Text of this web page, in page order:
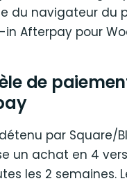
du navigateur du
Afterpay pour
de
par Square/
un achat en 4
les 2 semaines.